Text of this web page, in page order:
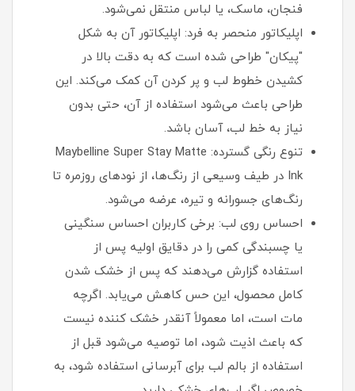
فنجان، ماسک، یا لباس منتقل نمی‌شود.
اپلیکاتور منحصر به فرد: اپلیکاتور آن به شکل
"پیکان" طراحی شده است که به دقت بالا در
کشیدن خطوط لب و پر کردن آن کمک می‌کند. این
طراحی باعث می‌شود استفاده از آن، حتی بدون
نیاز به خط لب، آسان باشد.
تنوع رنگی گسترده: Maybelline Super Stay Matte
Ink در طیف وسیعی از رنگ‌ها، از نودهای روزمره تا
رنگ‌های جسورانه و تیره، عرضه می‌شود.
احساس روی لب: برخی کاربران احساس سنگینی
یا چسبندگی کمی را در دقایق اولیه پس از
استفاده گزارش می‌دهند که پس از خشک شدن
کامل محصول، این حس کاهش می‌یابد. اگرچه
مات است، اما معمولاً آنقدر خشک کننده نیست
که باعث اذیت شود، اما توصیه می‌شود قبل از
استفاده از بالم لب برای آبرسانی استفاده شود، به